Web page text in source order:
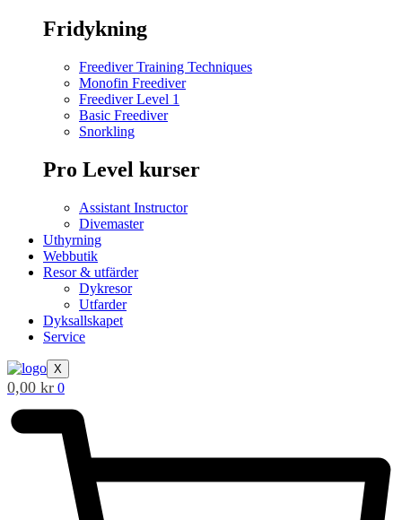
Fridykning
Freediver Training Techniques
Monofin Freediver
Freediver Level 1
Basic Freediver
Snorkling
Pro Level kurser
Assistant Instructor
Divemaster
Uthyrning
Webbutik
Resor & utfärder
Dykresor
Utfarder
Dyksallskapet
Service
X
0,00 kr 0